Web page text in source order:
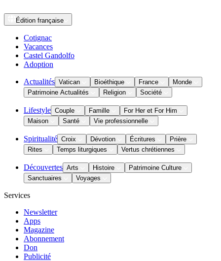
Édition française
Cotignac
Vacances
Castel Gandolfo
Adoption
Actualités Vatican Bioéthique France
Monde
Patrimoine Actualités
Religion Société
Lifestyle Couple Famille
For Her et For Him
Maison
Santé Vie professionnelle
Spiritualité Croix Dévotion Écritures
Prière
Rites
Temps liturgiques Vertus chrétiennes
Découvertes Arts Histoire
Patrimoine Culture
Sanctuaires
Voyages
Services
Newsletter
Apps
Magazine
Abonnement
Don
Publicité